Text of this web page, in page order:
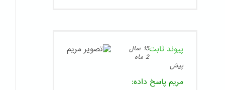
پیوند ثابت
15 سال
2 ماه
پیش
مریم پاسخ داده: